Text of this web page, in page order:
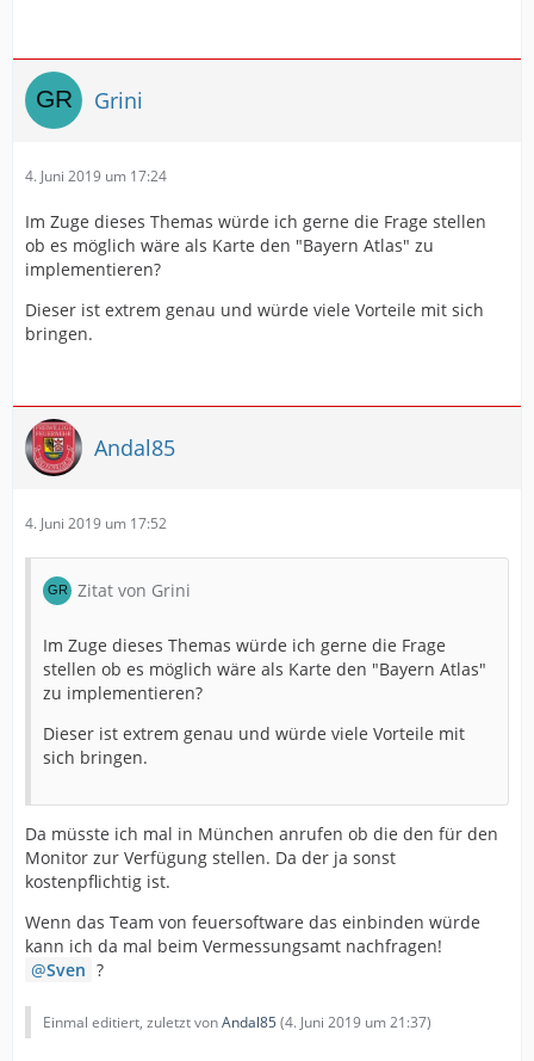
Grini
4. Juni 2019 um 17:24
Im Zuge dieses Themas würde ich gerne die Frage stellen
ob es möglich wäre als Karte den "Bayern Atlas" zu
implementieren?
Dieser ist extrem genau und würde viele Vorteile mit sich
bringen.
Andal85
4. Juni 2019 um 17:52
Zitat von Grini
Im Zuge dieses Themas würde ich gerne die Frage
stellen ob es möglich wäre als Karte den "Bayern Atlas"
zu implementieren?
Dieser ist extrem genau und würde viele Vorteile mit
sich bringen.
Da müsste ich mal in München anrufen ob die den für den
Monitor zur Verfügung stellen. Da der ja sonst
kostenpflichtig ist.
Wenn das Team von feuersoftware das einbinden würde
kann ich da mal beim Vermessungsamt nachfragen!
Sven ?
Einmal editiert, zuletzt vonAndal85 (4. Juni 2019 um 21:37)